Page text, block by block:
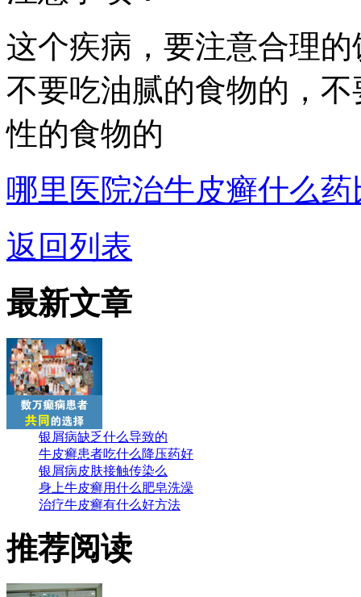
这个疾病，要注意合理
不要吃油腻的食物的，
性的食物的
哪里医院治牛皮癣什么
返回列表
最新文章
银屑病缺乏什么导致的
牛皮癣患者吃什么降压药好
银屑病皮肤接触传染么
身上牛皮癣用什么肥皂洗澡
治疗牛皮癣有什么好方法
推荐阅读